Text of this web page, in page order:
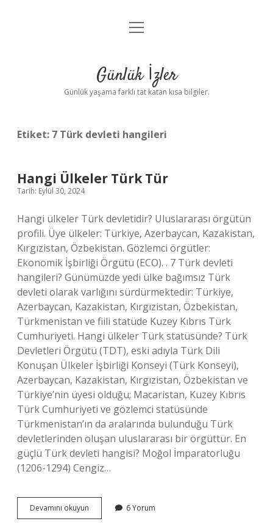
Anasayfa
Yasal Uyarı
menüyü
Günlük İzler
Günlük yaşama farklı tat katan kısa bilgiler.
Etiket: 7 Türk devleti hangileri
Hangi Ülkeler Türk Tür
Tarih: Eylül 30, 2024
Hangi ülkeler Türk devletidir? Uluslararası örgütün
profili. Üye ülkeler: Türkiye, Azerbaycan, Kazakistan,
Kırgızistan, Özbekistan. Gözlemci örgütler:
Ekonomik İşbirliği Örgütü (ECO). . 7 Türk devleti
hangileri? Günümüzde yedi ülke bağımsız Türk
devleti olarak varlığını sürdürmektedir: Türkiye,
Azerbaycan, Kazakistan, Kırgızistan, Özbekistan,
Türkmenistan ve fiili statüde Kuzey Kıbrıs Türk
Cumhuriyeti. Hangi ülkeler Türk statüsünde? Türk
Devletleri Örgütü (TDT), eski adıyla Türk Dili
Konuşan Ülkeler İşbirliği Konseyi (Türk Konseyi),
Azerbaycan, Kazakistan, Kırgızistan, Özbekistan ve
Türkiye’nin üyesi olduğu; Macaristan, Kuzey Kıbrıs
Türk Cumhuriyeti ve gözlemci statüsünde
Türkmenistan’ın da aralarında bulunduğu Türk
devletlerinden oluşan uluslararası bir örgüttür. En
güçlü Türk devleti hangisi? Moğol İmparatorluğu
(1206-1294) Cengiz…
Devamını okuyun
Ülkeler
6 Yorum